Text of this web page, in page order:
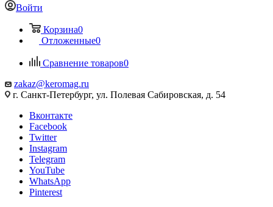
Войти
Корзина0
Отложенные0
Сравнение товаров0
zakaz@keromag.ru
г. Санкт-Петербург, ул. Полевая Сабировская, д. 54
Вконтакте
Facebook
Twitter
Instagram
Telegram
YouTube
WhatsApp
Pinterest